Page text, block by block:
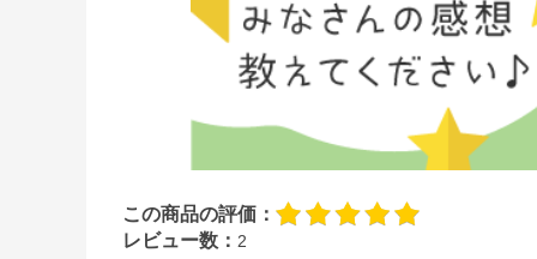
この商品の評価：
レビュー数： 2